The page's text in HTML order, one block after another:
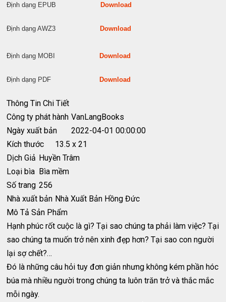
Định dạng EPUB Download
Định dạng AWZ3 Download
Định dạng MOBI Download
Định dạng PDF Download
Thông Tin Chi Tiết
Công ty phát hành VanLangBooks
Ngày xuất bản
2022-04-01 00:00:00
Kích thước
13.5 x 21
Dịch Giả Huyền Trâm
Loại bìa Bìa mềm
Số trang 256
Nhà xuất bản Nhà Xuất Bản Hồng Đức
Mô Tả Sản Phẩm
Hạnh phúc rốt cuộc là gì? Tại sao chúng ta phải làm việc? Tại
sao chúng ta muốn trở nên xinh đẹp hơn? Tại sao con người
lại sợ chết?…
Đó là những câu hỏi tuy đơn giản nhưng không kém phần hóc
búa mà nhiều người trong chúng ta luôn trăn trở và thắc mắc
mỗi ngày.